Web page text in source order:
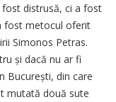
fost distrusă, ci a fost
fost metocul oferit
Simonos Petras.
și dacă nu ar fi
București, din care
mutată două sute